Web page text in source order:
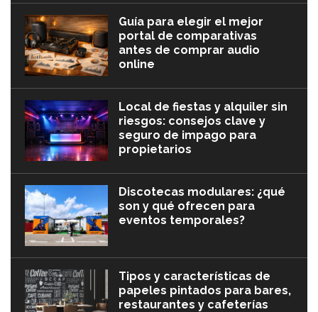
Guía para elegir el mejor
portal de comparativas
antes de comprar audio
online
Local de fiestas y alquiler sin
riesgos: consejos clave y
seguro de impago para
propietarios
Discotecas modulares: ¿qué
son y qué ofrecen para
eventos temporales?
Tipos y características de
papeles pintados para bares,
restaurantes y cafeterías